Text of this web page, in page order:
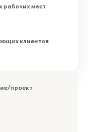
рабочих мест
клиентов
проект